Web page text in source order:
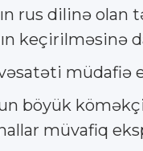
rus dilinə
keçirilməsinə
müdafiə
böyük
müvafiq